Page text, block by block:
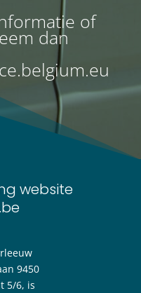
of
dan
website
9450
5/6, is